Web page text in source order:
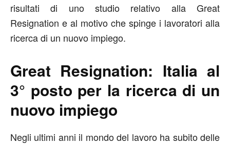
risultati di uno studio relativo alla Great
Resignation e al motivo che spinge i lavoratori alla
ricerca di un nuovo impiego.
Great Resignation: Italia al
3° posto per la ricerca di un
nuovo impiego
Negli ultimi anni il mondo del lavoro ha subito delle